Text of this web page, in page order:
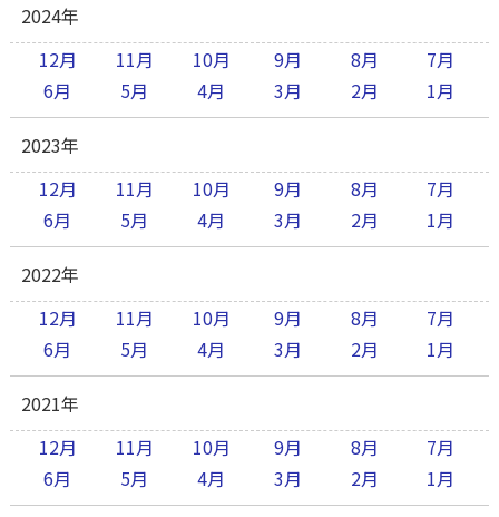
2024年
12月
11月 10月 9月 8月
7月
6月
5月 4月 3月 2月 1月
2023年
12月
11月 10月 9月 8月
7月
6月
5月 4月 3月 2月 1月
2022年
12月
11月 10月 9月 8月
7月
6月
5月 4月 3月 2月 1月
2021年
12月
11月 10月 9月 8月
7月
6月
5月 4月 3月 2月 1月